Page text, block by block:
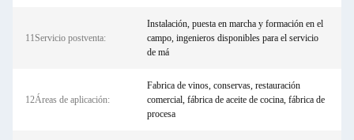
11Servicio postventa:
Instalación, puesta en marcha y formación en el
campo, ingenieros disponibles para el servicio
de má
12Áreas de aplicación:
Fabrica de vinos, conservas, restauración
comercial, fábrica de aceite de cocina, fábrica de
procesa